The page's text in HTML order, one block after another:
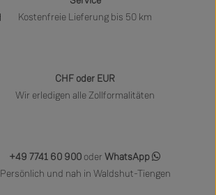
Kostenfreie Lieferung bis 50 km
CHF oder EUR
Wir erledigen alle Zollformalitäten
+49 7741 60 900 oder WhatsApp
Persönlich und nah in Waldshut-Tiengen